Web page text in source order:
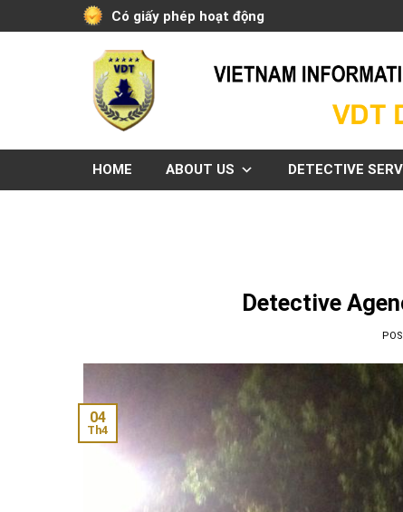
to
Có giấy phép hoạt động
HOME ABOUT US DETECTIVE
Detective
04
Th4